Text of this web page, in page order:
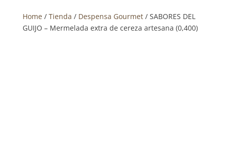
Home/ Tienda / Despensa Gourmet/ SABORES DEL
GUIJO – Mermelada extra de cereza artesana (0,400)